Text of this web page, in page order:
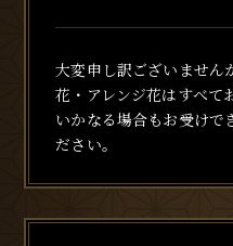
大変申し訳ございません
花・アレンジ花はすべて
いかなる場合もお受けで
ださい。